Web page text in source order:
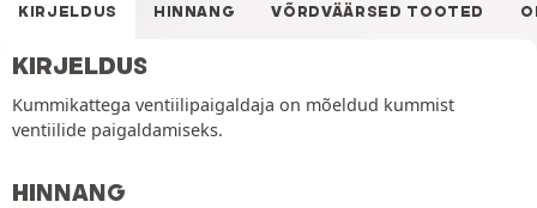
KIRJELDUS HINNANG VÕRDVÄÄRSED TOOTED
KIRJELDUS
Kummikattega ventiilipaigaldaja on mõeldud kummist
ventiilide paigaldamiseks.
HINNANG